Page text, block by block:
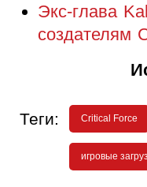
Экс-глава
создателям
Теги: Critical Force
игровые